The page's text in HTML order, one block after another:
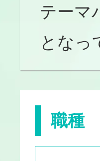
テーマ
となっ
職種